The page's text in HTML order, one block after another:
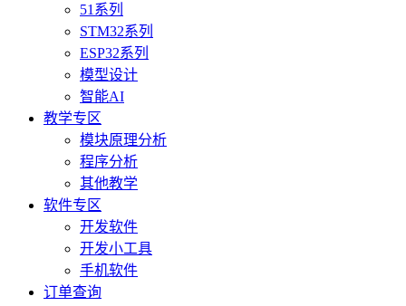
51系列
STM32系列
ESP32系列
模型设计
智能AI
教学专区
模块原理分析
程序分析
其他教学
软件专区
开发软件
开发小工具
手机软件
订单查询